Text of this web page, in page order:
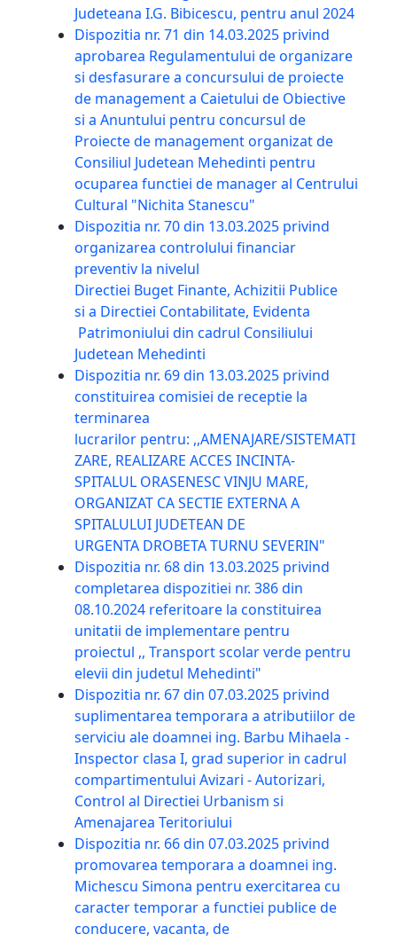
Judeteana I.G. Bibicescu, pentru anul 2024
Dispozitia nr. 71 din 14.03.2025 privind
aprobarea Regulamentului de organizare
si desfasurare a concursului de proiecte
de management a Caietului de Obiective
si a Anuntului pentru concursul de
Proiecte de management organizat de
Consiliul Judetean Mehedinti pentru
ocuparea functiei de manager al Centrului
Cultural "Nichita Stanescu"
Dispozitia nr. 70 din 13.03.2025 privind
organizarea controlului financiar
preventiv la nivelul
Directiei Buget Finante, Achizitii Publice
si a Directiei Contabilitate, Evidenta
Patrimoniului din cadrul Consiliului
Judetean Mehedinti
Dispozitia nr. 69 din 13.03.2025 privind
constituirea comisiei de receptie la
terminarea
lucrarilor pentru: ,,AMENAJARE/SISTEMATI
ZARE, REALIZARE ACCES INCINTA-
SPITALUL ORASENESC VINJU MARE,
ORGANIZAT CA SECTIE EXTERNA A
SPITALULUI JUDETEAN DE
URGENTA DROBETA TURNU SEVERIN"
Dispozitia nr. 68 din 13.03.2025 privind
completarea dispozitiei nr. 386 din
08.10.2024 referitoare la constituirea
unitatii de implementare pentru
proiectul ,, Transport scolar verde pentru
elevii din judetul Mehedinti"
Dispozitia nr. 67 din 07.03.2025 privind
suplimentarea temporara a atributiilor de
serviciu ale doamnei ing. Barbu Mihaela -
Inspector clasa I, grad superior in cadrul
compartimentului Avizari - Autorizari,
Control al Directiei Urbanism si
Amenajarea Teritoriului
Dispozitia nr. 66 din 07.03.2025 privind
promovarea temporara a doamnei ing.
Michescu Simona pentru exercitarea cu
caracter temporar a functiei publice de
conducere, vacanta, de